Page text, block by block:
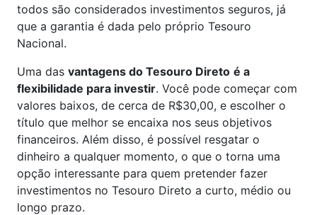
todos são considerados investimentos seguros, já
que a garantia é dada pelo próprio Tesouro
Nacional.
Uma das vantagens do Tesouro Direto é a
flexibilidade para investir. Você pode começar com
valores baixos, de cerca de R$30,00, e escolher o
título que melhor se encaixa nos seus objetivos
financeiros. Além disso, é possível resgatar o
dinheiro a qualquer momento, o que o torna uma
opção interessante para quem pretender fazer
investimentos no Tesouro Direto a curto, médio ou
longo prazo.